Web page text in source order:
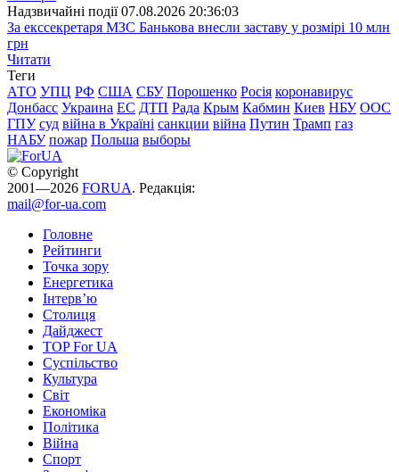
Надзвичайні події 07.08.2026 20:36:03
За екссекретаря МЗС Банькова внесли заставу у розмірі 10 млн
грн
Читати
Теги
АТО УПЦ РФ США СБУ Порошенко Росія коронавирус
Донбасс Украина ЕС ДТП Рада Крым Кабмин Киев НБУ ООС
ГПУ суд війна в Україні санкции війна Путин Трамп газ
НАБУ пожар Польша выборы
© Copyright
2001—2026 FORUA. Редакція:
mail@for-ua.com
Головне
Рейтинги
Точка зору
Енергетика
Інтерв’ю
Столиця
Дайджест
TOP For UA
Суспiльство
Культура
Світ
Економіка
Політика
Війна
Спорт